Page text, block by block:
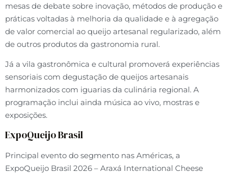
mesas de debate sobre inovação, métodos de produção e
práticas voltadas à melhoria da qualidade e à agregação
de valor comercial ao queijo artesanal regularizado, além
de outros produtos da gastronomia rural.
Já a vila gastronômica e cultural promoverá experiências
sensoriais com degustação de queijos artesanais
harmonizados com iguarias da culinária regional. A
programação inclui ainda música ao vivo, mostras e
exposições.
ExpoQueijo Brasil
Principal evento do segmento nas Américas, a
ExpoQueijo Brasil 2026 – Araxá International Cheese